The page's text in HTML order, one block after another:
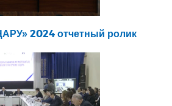
2024 отчетный ролик